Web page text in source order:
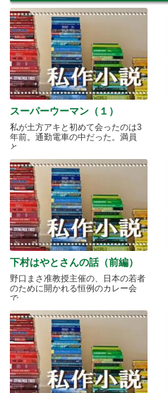
スーパーウーマン（１）
私が土方アキと初めて会ったのは3
年前。通勤電車の中だった。満員
と.....
下村はやとさんの話（前編）
野口まさ准教授主催の、日本の若者
のために開かれる恒例のカレー会
で.....